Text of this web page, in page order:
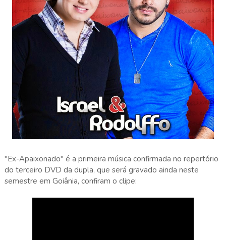
"Ex-Apaixonado" é a primeira música confirmada no repertório
do terceiro DVD da dupla, que será gravado ainda neste
semestre em Goiânia, confiram o clipe: